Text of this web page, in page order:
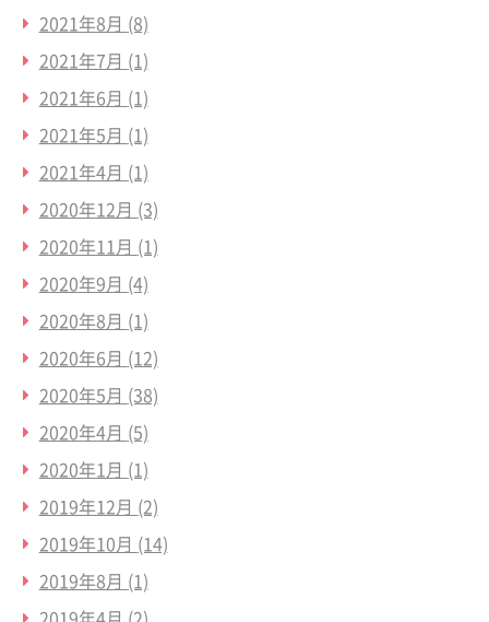
2021年8月 (8)
2021年7月 (1)
2021年6月 (1)
2021年5月 (1)
2021年4月 (1)
2020年12月 (3)
2020年11月 (1)
2020年9月 (4)
2020年8月 (1)
2020年6月 (12)
2020年5月 (38)
2020年4月 (5)
2020年1月 (1)
2019年12月 (2)
2019年10月 (14)
2019年8月 (1)